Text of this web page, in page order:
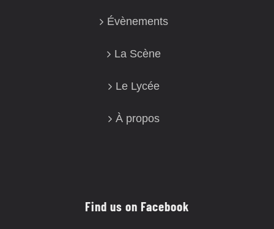
Évènements
La Scène
Le Lycée
À propos
Find us on Facebook